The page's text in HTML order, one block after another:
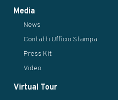
Media
News
Contatti Ufficio Stampa
Press Kit
Video
Virtual Tour